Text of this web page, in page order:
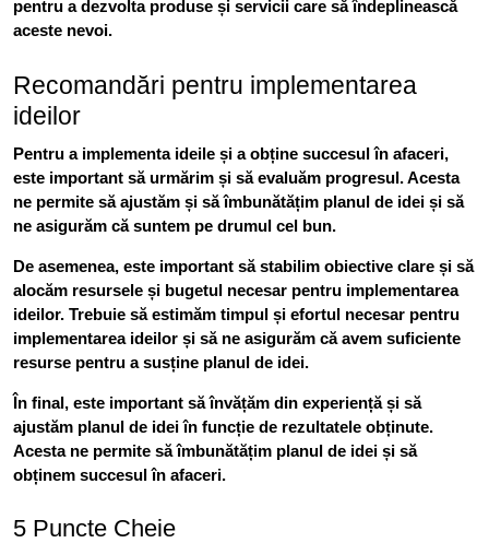
pentru a dezvolta produse și servicii care să îndeplinească
aceste nevoi.
Recomandări pentru implementarea
ideilor
Pentru a implementa ideile și a obține succesul în afaceri,
este important să urmărim și să evaluăm progresul. Acesta
ne permite să ajustăm și să îmbunătățim planul de idei și să
ne asigurăm că suntem pe drumul cel bun.
De asemenea, este important să stabilim obiective clare și să
alocăm resursele și bugetul necesar pentru implementarea
ideilor. Trebuie să estimăm timpul și efortul necesar pentru
implementarea ideilor și să ne asigurăm că avem suficiente
resurse pentru a susține planul de idei.
În final, este important să învățăm din experiență și să
ajustăm planul de idei în funcție de rezultatele obținute.
Acesta ne permite să îmbunătățim planul de idei și să
obținem succesul în afaceri.
5 Puncte Cheie